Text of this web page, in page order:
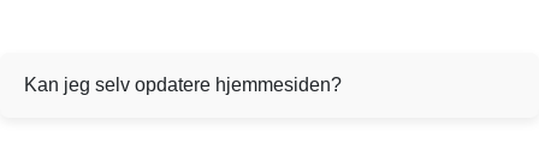
Kan jeg selv opdatere hjemmesiden?